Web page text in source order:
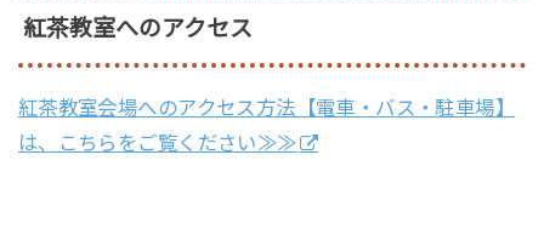
紅茶教室へのアクセス
紅茶教室会場へのアクセス方法【電車・バス・駐車場】
は、こちらをご覧ください≫≫